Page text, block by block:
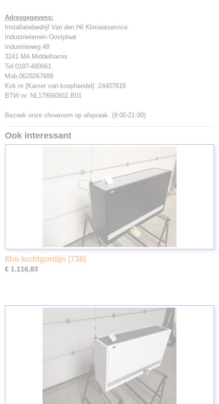
Adresgegevens:
Installatiebedrijf Van den Hil Klimaatservice
Industrieterrein Oostplaat
Industrieweg 48
3241 MA Middelharnis
Tel:0187-480661
Mob.0628267688
Kvk nr (Kamer van koophandel) :24407818
BTW nr: NL178560911.B01
Bezoek onze showroom op afspraak. (9:00-21:00)
Ook interessant
Itho luchtgordijn (738)
€ 1.116,83